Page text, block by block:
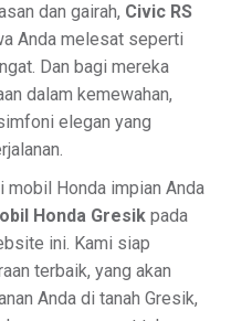
dan gairah, Civic RS
Anda melesat seperti
Dan bagi mereka
dalam kemewahan,
elegan yang
mobil Honda impian Anda
Honda Gresik pada
ini. Kami siap
terbaik, yang akan
Anda di tanah Gresik,